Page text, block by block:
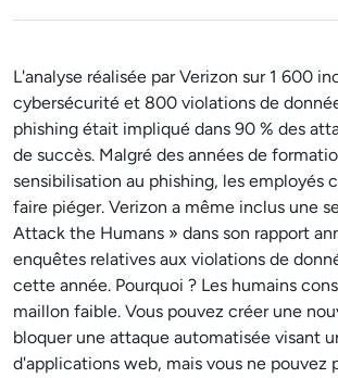
L'analyse réalisée par Verizon sur 1 600
cybersécurité et 800 violations de
phishing était impliqué dans 90 % des
de succès. Malgré des années de
sensibilisation au phishing, les employés
faire piéger. Verizon a même inclus une
Attack the Humans » dans son rapport
enquêtes relatives aux violations de
cette année. Pourquoi ? Les humains
maillon faible. Vous pouvez créer une
bloquer une attaque automatisée visant
d'applications web, mais vous ne pouvez